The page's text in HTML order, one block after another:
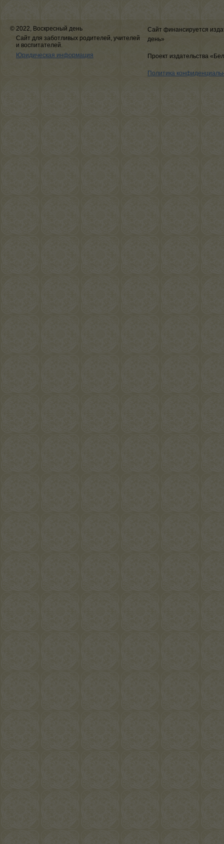
© 2022, Воскресный день
Сайт для заботливых родителей, учителей
и воспитателей.
Юридическая информация
Сайт финансируется
день»
Проект издательства
Политика